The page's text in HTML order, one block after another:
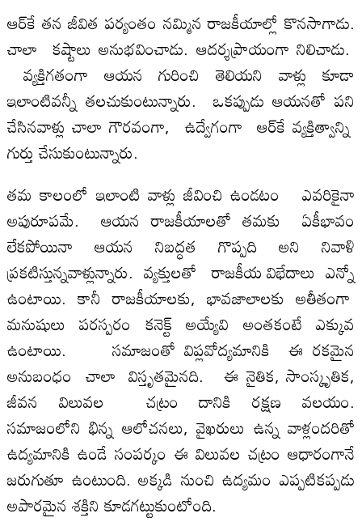
ఆర్‌కే తన జీవిత పర్యంతం నమ్మిన రాజకీయాల్లో కొనసాగాడు.
చాలా కష్టాలు అనుభ‌వించాడు. ఆదర్శప్రాయంగా నిలిచాడు.
వ్య‌క్తిగ‌తంగా ఆయ‌న గురించి తెలియ‌ని వాళ్లు కూడా
ఇలాంటివ‌న్నీ త‌ల‌చుకుంటున్నారు. ఒకప్పుడు ఆయనతో పని
చేసినవాళ్లు చాలా గౌరవంగా, ఉద్వేగంగా ఆర్‌కే వ్య‌క్తిత్వాన్ని
గుర్తు చేసుకుంటున్నారు.
త‌మ కాలంలో ఇలాంటి వాళ్లు జీవించి ఉండ‌టం ఎవ‌రికైనా
అపురూపమే. ఆయ‌న రాజ‌కీయాల‌తో త‌మ‌కు ఏకీభావం
లేక‌పోయినా ఆయ‌న నిబ‌ద్ధ‌త గొప్ప‌ది అని నివాళి
ప్ర‌క‌టిస్తున్న‌వాళ్లున్నారు. వ్య‌క్తుల‌తో రాజ‌కీయ విభేదాలు ఎన్నో
ఉంటాయి. కానీ రాజ‌కీయాల‌కు, భావ‌జాలాల‌కు అతీతంగా
మ‌నుషులు ప‌ర‌స్ప‌రం క‌నెక్ట్ అయ్యేవి అంత‌కంటే ఎక్కువ
ఉంటాయి. స‌మాజంతో విప్ల‌వోద్య‌మానికి ఈ ర‌క‌మైన
అనుబంధం చాలా విస్తృత‌మైన‌ది. ఈ నైతిక‌, సాంస్కృతిక,
జీవ‌న విలువ‌ల చ‌ట్రం దానికి ర‌క్ష‌ణ వ‌ల‌యం.
స‌మాజంలోని భిన్న ఆలోచ‌న‌లు, వైఖ‌రులు ఉన్న వాళ్లంద‌రితో
ఉద్య‌మానికి ఉండే సంప‌ర్కం ఈ విలువ‌ల చ‌ట్రం ఆధారంగానే
జ‌రుగుతూ ఉంటుంది. అక్క‌డి నుంచి ఉద్య‌మం ఎప్ప‌టిక‌ప్ప‌డు
అపార‌మైన శ‌క్తిని కూడ‌గట్టుకుంటోంది.